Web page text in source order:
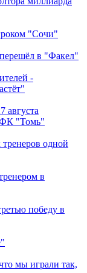
"Сочи"
в "Факел"
-
августа
ФК "Томь"
тренеров одной
в
победу в
мы играли так,